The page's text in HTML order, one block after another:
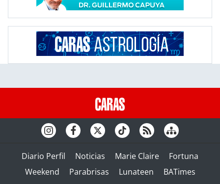
Diario Perfil Noticias Marie Claire
Fortuna
Weekend
Parabrisas Lunateen BATimes